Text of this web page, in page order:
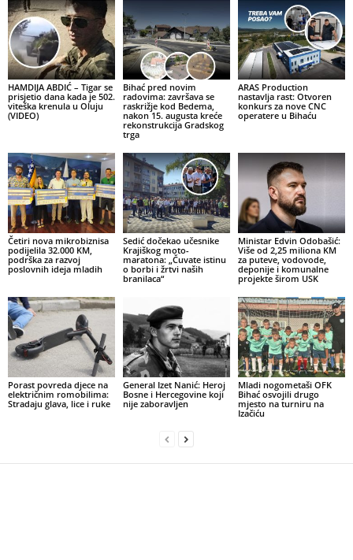
HAMDIJA ABDIĆ – Tigar se
prisjetio dana kada je 502.
viteška krenula u Oluju
(VIDEO)
Bihać pred novim
radovima: završava se
raskrižje kod Bedema,
nakon 15. augusta kreće
rekonstrukcija Gradskog
trga
ARAS Production
nastavlja rast: Otvoren
konkurs za nove CNC
operatere u Bihaću
Četiri nova mikrobiznisa
podijelila 32.000 KM,
podrška za razvoj
poslovnih ideja mladih
Sedić dočekao učesnike
Krajiškog moto-
maratona: „Čuvate istinu
o borbi i žrtvi naših
branilaca“
Ministar Edvin Odobašić:
Više od 2,25 miliona KM
za puteve, vodovode,
deponije i komunalne
projekte širom USK
Porast povreda djece na
električnim romobilima:
Stradaju glava, lice i ruke
General Izet Nanić: Heroj
Bosne i Hercegovine koji
nije zaboravljen
Mladi nogometaši OFK
Bihać osvojili drugo
mjesto na turniru na
Izačiću